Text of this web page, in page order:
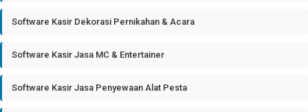
Software Kasir Dekorasi Pernikahan & Acara
Software Kasir Jasa MC & Entertainer
Software Kasir Jasa Penyewaan Alat Pesta